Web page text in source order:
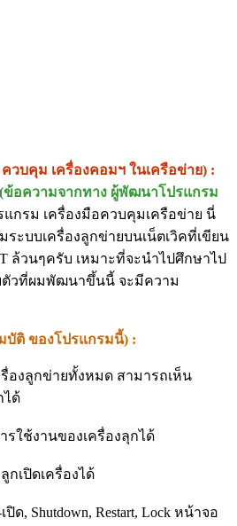
ควบคุม เครื่องคอมฯ ในเครือข่าย) :
(ข้อความจากทาง ผู้พัฒนาโปรแกรม
แกรม เครื่องมือควบคุมเครือข่าย นี่
ะบบเครื่องลูกข่ายบนเน็ตเวิคที่เขียน
ล้วนๆครับ เหมาะที่จะนำไปศึกษาไป
วที่ผมพัฒนาขึ้นนี้ จะมีความ
บัติ ของโปรแกรมนี้) :
องลูกข่ายทั้งหมด สามารถเห็น
ได้
ใช้งานของเครื่องลุกได้
ลูกเปิดเครื่องได้
ด, Shutdown, Restart, Lock หน้าจอ